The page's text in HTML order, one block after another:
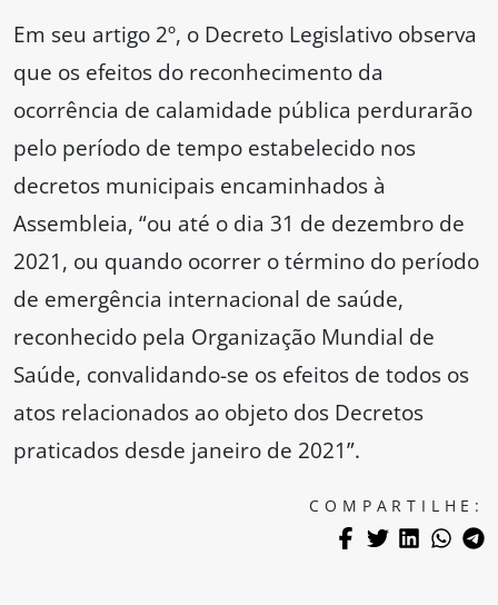
Em seu artigo 2º, o Decreto Legislativo observa
que os efeitos do reconhecimento da
ocorrência de calamidade pública perdurarão
pelo período de tempo estabelecido nos
decretos municipais encaminhados à
Assembleia, “ou até o dia 31 de dezembro de
2021, ou quando ocorrer o término do período
de emergência internacional de saúde,
reconhecido pela Organização Mundial de
Saúde, convalidando-se os efeitos de todos os
atos relacionados ao objeto dos Decretos
praticados desde janeiro de 2021”.
COMPARTILHE: